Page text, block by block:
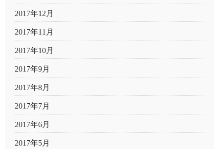
2017年12月
2017年11月
2017年10月
2017年9月
2017年8月
2017年7月
2017年6月
2017年5月